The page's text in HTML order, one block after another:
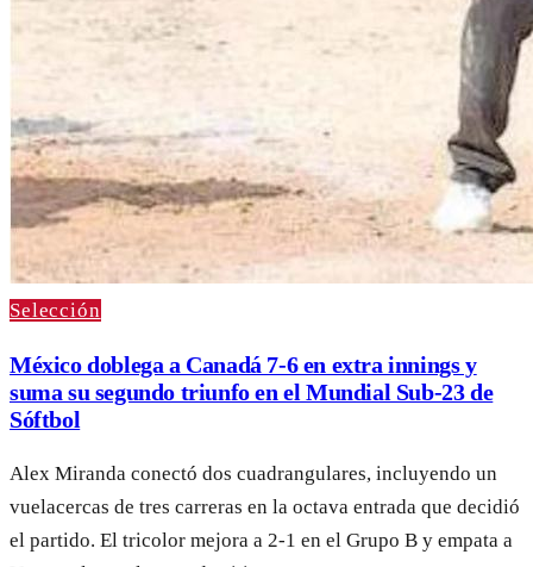
Selección
México doblega a Canadá 7-6 en extra innings y
suma su segundo triunfo en el Mundial Sub-23 de
Sóftbol
Alex Miranda conectó dos cuadrangulares, incluyendo un
vuelacercas de tres carreras en la octava entrada que decidió
el partido. El tricolor mejora a 2-1 en el Grupo B y empata a